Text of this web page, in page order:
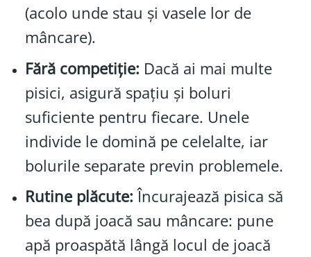
(acolo unde stau și vasele lor de
mâncare).
Fără competiție: Dacă ai mai multe
pisici, asigură spațiu și boluri
suficiente pentru fiecare. Unele
individe le domină pe celelalte, iar
bolurile separate previn problemele.
Rutine plăcute:Încurajează pisica să
bea după joacă sau mâncare: pune
apă proaspătă lângă locul de joacă